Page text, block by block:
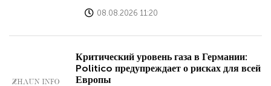
08.08.2026 11:20
Критический уровень газа в Германии:
Politico предупреждает о рисках для всей
Европы